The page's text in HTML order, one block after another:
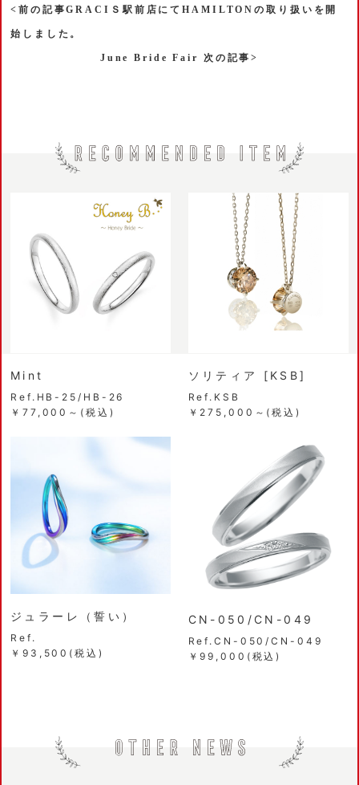
<前の記事GRACIＳ駅前店にてHAMILTONの取り扱いを開
始しました。
June Bride Fair 次の記事>
Mint
Ref.HB-25/HB-26
￥77,000～(税込)
ソリティア [KSB]
Ref.KSB
￥275,000～(税込)
ジュラーレ（誓い）
Ref.
￥93,500(税込)
CN-050/CN-049
Ref.CN-050/CN-049
￥99,000(税込)